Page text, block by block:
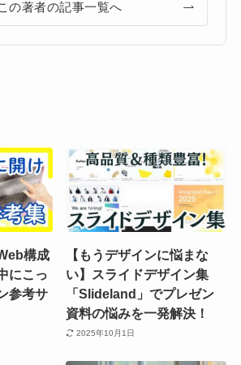
の著者の記事一覧へ
構成
にこっ
参考サ
【もうデザインに悩まな
い】スライドデザイン集
「Slideland」でプレゼン
資料の悩みを一発解決！
2025年10月1日